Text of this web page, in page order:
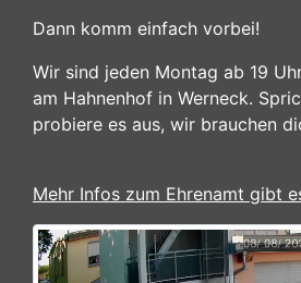
Dann komm einfach vorbei!
Wir sind jeden Montag ab 19
am Hahnenhof in Werneck.
probiere es aus, wir brauchen
Mehr Infos zum Ehrenamt gibt